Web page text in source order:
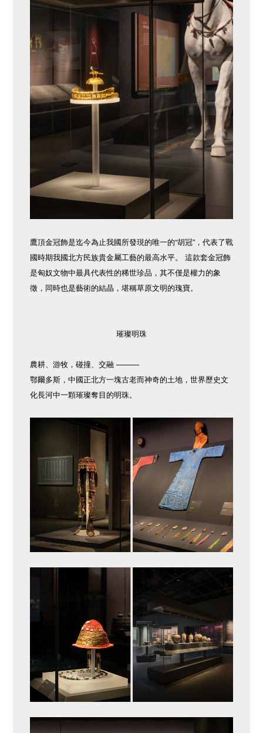
鷹頂金冠飾是迄今為止我國所發現的唯一的“胡冠”，代表了戰
國時期我國北方民族貴金屬工藝的最高水平。 這款套金冠飾
是匈奴文物中最具代表性的稀世珍品，其不僅是權力的象
徵，同時也是藝術的結晶，堪稱草原文明的瑰寶。
璀璨明珠
農耕、游牧，碰撞、交融 ———
鄂爾多斯，中國正北方一塊古老而神奇的土地，世界歷史文
化長河中一顆璀璨奪目的明珠。